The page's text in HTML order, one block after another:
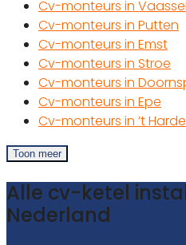
Cv-monteurs in
Cv-monteurs in Putten
Cv-monteurs in Emst
Cv-monteurs in Stroe
Cv-monteurs in
Cv-monteurs in Epe
Cv-monteurs in ’t Harde
Toon meer
Alle cv-ketel
Nederland